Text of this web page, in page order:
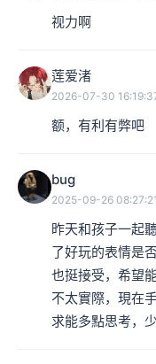
视力啊
莲爱渚
2026-07-30
额，有利有弊吧
bug
2025-09-26 08:27:21
昨天和孩子一起
了好玩的表情是
也挺接受，希望
不太實際，現在
求能多點思考，